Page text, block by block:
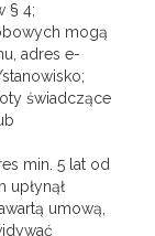
§ 4;
mogą
adres e-
świadczące
min. 5 lat od
upłynął
umową,